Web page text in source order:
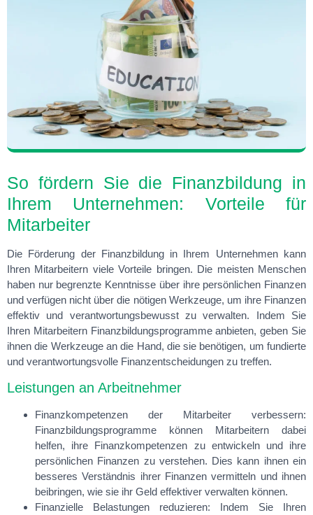
So fördern Sie die Finanzbildung in
Ihrem Unternehmen: Vorteile für
Mitarbeiter
Die Förderung der Finanzbildung in Ihrem Unternehmen kann
Ihren Mitarbeitern viele Vorteile bringen. Die meisten Menschen
haben nur begrenzte Kenntnisse über ihre persönlichen Finanzen
und verfügen nicht über die nötigen Werkzeuge, um ihre Finanzen
effektiv und verantwortungsbewusst zu verwalten. Indem Sie
Ihren Mitarbeitern Finanzbildungsprogramme anbieten, geben Sie
ihnen die Werkzeuge an die Hand, die sie benötigen, um fundierte
und verantwortungsvolle Finanzentscheidungen zu treffen.
Leistungen an Arbeitnehmer
Finanzkompetenzen der Mitarbeiter verbessern:
Finanzbildungsprogramme können Mitarbeitern dabei
helfen, ihre Finanzkompetenzen zu entwickeln und ihre
persönlichen Finanzen zu verstehen. Dies kann ihnen ein
besseres Verständnis ihrer Finanzen vermitteln und ihnen
beibringen, wie sie ihr Geld effektiver verwalten können.
Finanzielle Belastungen reduzieren: Indem Sie Ihren